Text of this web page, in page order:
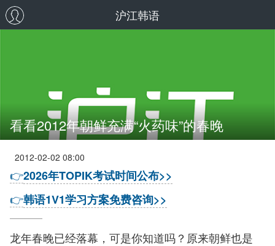
沪江韩语
看看2012年朝鲜充满“火药味”的春晚
2012-02-02 08:00
👉2026年TOPIK考试时间公布>>
👉韩语1V1学习方案免费咨询>>
龙年春晚已经落幕，可是你知道吗？原来朝鲜也是